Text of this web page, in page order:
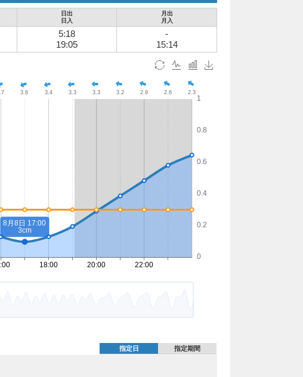
日出
日入
月出
月入
5:18
19:05
-
15:14
指定日 指定期間